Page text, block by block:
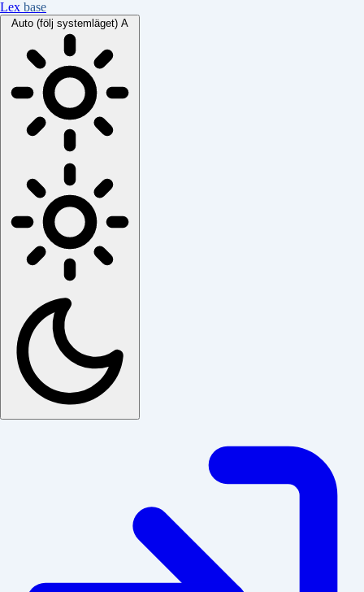
Lex base
Auto (följ systemläget) A